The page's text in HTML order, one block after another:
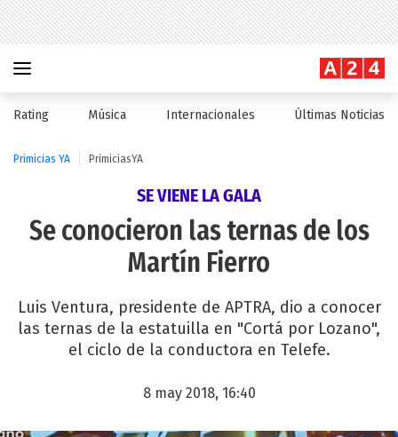
Rating Música Internacionales Últimas Noticias
Primicias YA PrimiciasYA
SE VIENE LA GALA
Se conocieron las ternas de los
Martín Fierro
Luis Ventura, presidente de APTRA, dio a conocer
las ternas de la estatuilla en "Cortá por Lozano",
el ciclo de la conductora en Telefe.
8 may 2018, 16:40